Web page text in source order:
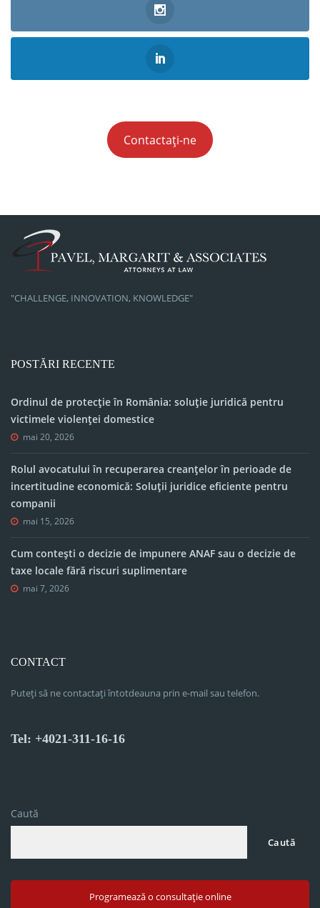
Contactați-ne
"CHALLENGE, INNOVATION, KNOWLEDGE"
POSTĂRI RECENTE
Ordinul de protecție în România: soluție juridică pentru
victimele violenței domestice
mai 20, 2026
Rolul avocatului în recuperarea creanțelor în perioade de
incertitudine economică: Soluții juridice eficiente pentru
companii
mai 15, 2026
Cum contești o decizie de impunere ANAF sau o decizie de
taxe locale fără riscuri suplimentare
mai 7, 2026
CONTACT
Puteți să ne contactați întotdeauna prin e-mail sau telefon.
Tel: +4021-311-16-16
Caută
Caută
Programează o consultație online